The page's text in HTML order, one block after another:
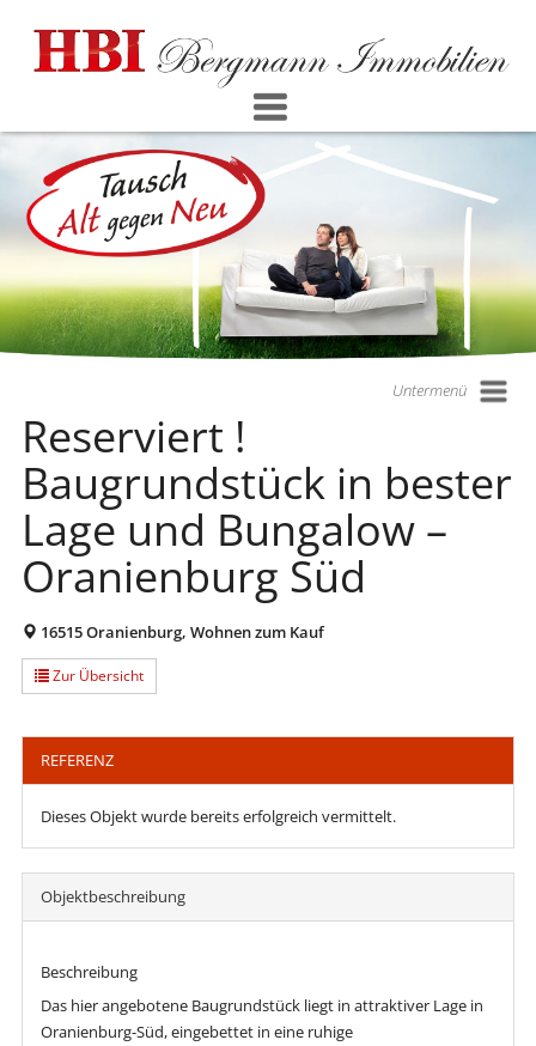
Untermenü
Reserviert !
Baugrundstück in bester
Lage und Bungalow –
Oranienburg Süd
16515 Oranienburg, Wohnen zum Kauf
Zur Übersicht
REFERENZ
Dieses Objekt wurde bereits erfolgreich vermittelt.
Objekt­beschreibung
Beschreibung
Das hier angebotene Baugrundstück liegt in attraktiver Lage in
Oranienburg-Süd, eingebettet in eine ruhige